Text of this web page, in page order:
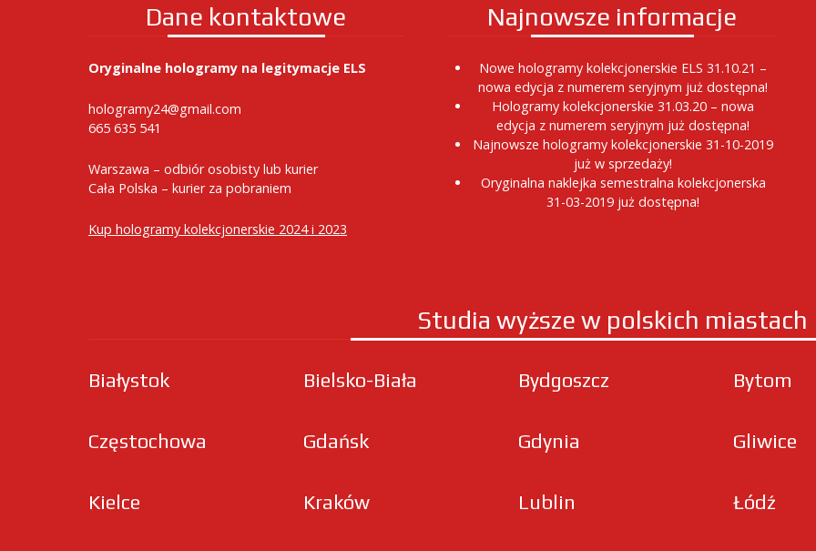
Dane kontaktowe
Oryginalne hologramy na legitymacje ELS
hologramy24@gmail.com
665 635 541
Warszawa – odbiór osobisty lub kurier
Cała Polska – kurier za pobraniem
Kup hologramy kolekcjonerskie 2024 i 2023
Najnowsze informacje
Nowe hologramy kolekcjonerskie ELS 31.10.21 –
nowa edycja z numerem seryjnym już dostępna!
Hologramy kolekcjonerskie 31.03.20 – nowa
edycja z numerem seryjnym już dostępna!
Najnowsze hologramy kolekcjonerskie 31-10-2019
już w sprzedaży!
Oryginalna naklejka semestralna kolekcjonerska
31-03-2019 już dostępna!
Studia wyższe w polskich miastach
Białystok Bielsko-Biała Bydgoszcz Bytom
Częstochowa Gdańsk Gdynia Gliwice
Kielce Kraków Lublin Łódź